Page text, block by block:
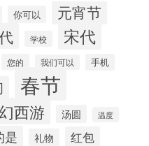
你可以 元宵节
学校 宋代
您的 我们可以 手机
春节
西游 汤圆 温度
是 礼物 红包